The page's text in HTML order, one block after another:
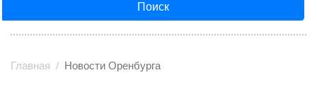
Поиск
Главная Новости Оренбурга